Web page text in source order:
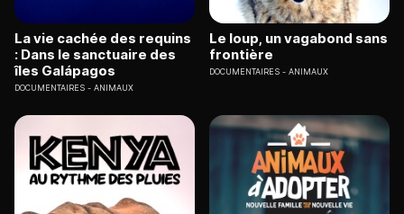
La vie cachée des requins
: Dans le sanctuaire des
îles Galápagos
DOCUMENTAIRES ANIMAUX
Le loup, un vagabond sans
frontière
DOCUMENTAIRES ANIMAUX